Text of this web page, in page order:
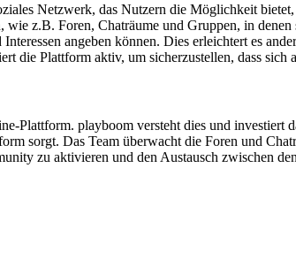
Netzwerk, das Nutzern die Möglichkeit
z.B. Foren, Chaträume und Gruppen, in
angeben können. Dies erleichtert es
die Plattform aktiv, um sicherzustellen, dass sich
Plattform. playboom versteht dies und investiert
sorgt. Das Team überwacht die Foren und
zu aktivieren und den Austausch zwischen